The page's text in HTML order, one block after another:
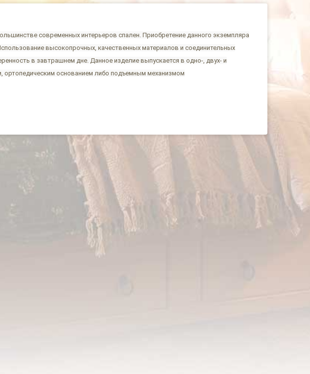
современных интерьеров спален. Приобретение данного экземпляра
высокопрочных, качественных материалов и соединительных
в завтрашнем дне. Данное изделие выпускается в одно-, двух- и
основанием либо подъемным механизмом